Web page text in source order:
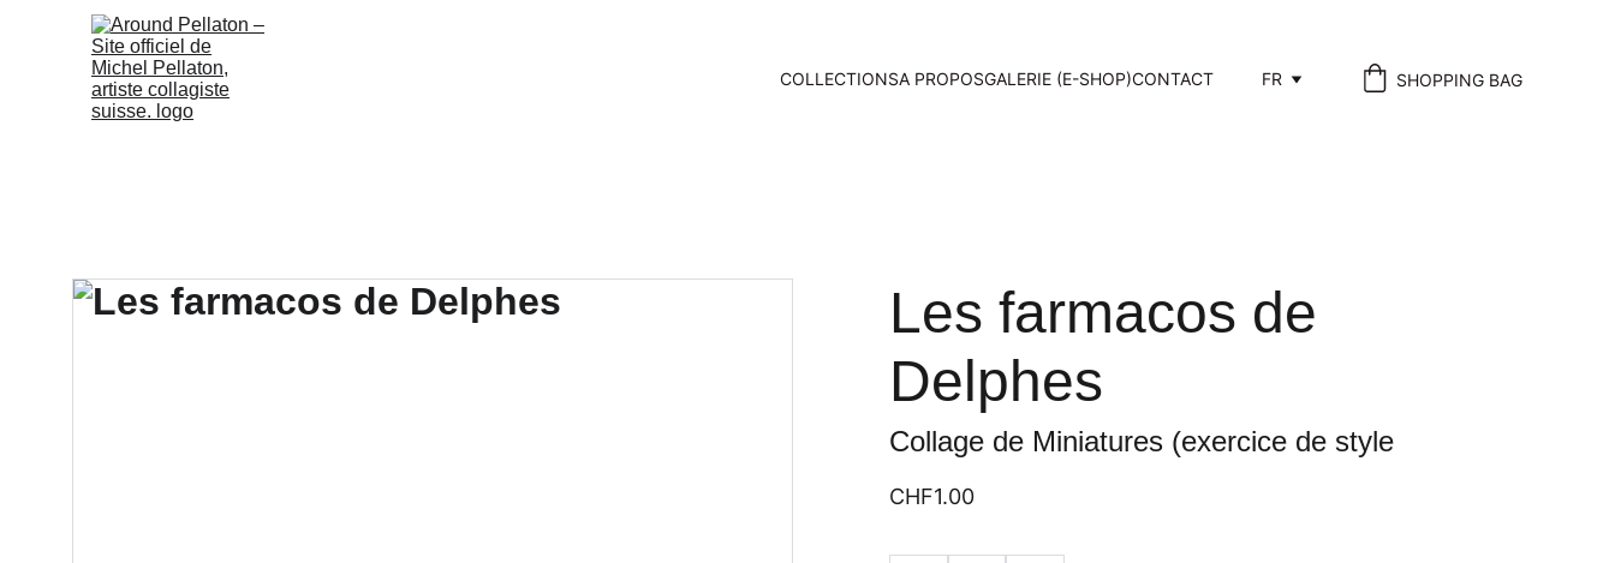
COLLECTIONSA PROPOSGALERIE (E-SHOP)CONTACT FR SHOPPING BAG
Les farmacos de
Delphes
Collage de Miniatures (exercice de style
CHF1.00